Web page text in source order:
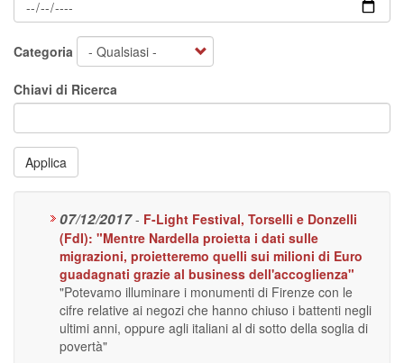
Categoria
Chiavi di Ricerca
Applica
07/12/2017 - F-Light Festival, Torselli e Donzelli
(FdI): "Mentre Nardella proietta i dati sulle
migrazioni, proietteremo quelli sui milioni di Euro
guadagnati grazie al business dell'accoglienza"
"Potevamo illuminare i monumenti di Firenze con le
cifre relative ai negozi che hanno chiuso i battenti negli
ultimi anni, oppure agli italiani al di sotto della soglia di
povertà"